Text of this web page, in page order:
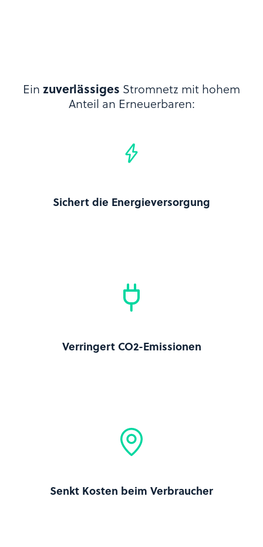
Ein zuverlässiges Stromnetz mit hohem
Anteil an Erneuerbaren:
Sichert die Energieversorgung
Verringert CO2-Emissionen
Senkt Kosten beim Verbraucher